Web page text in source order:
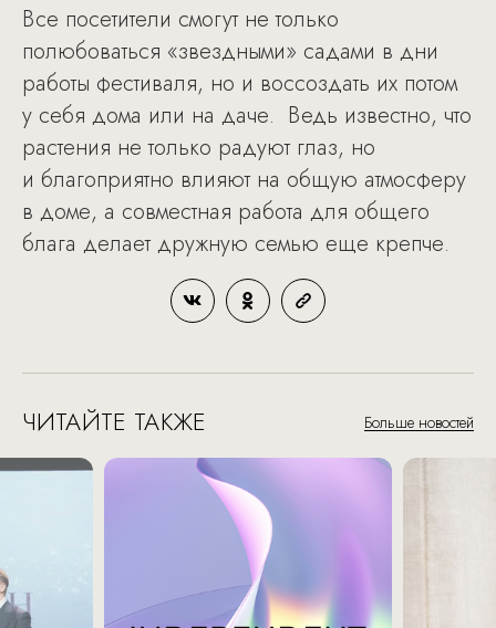
Все посетители смогут не только
полюбоваться «звездными» садами в дни
работы фестиваля, но и воссоздать их потом
у себя дома или на даче. Ведь известно, что
растения не только радуют глаз, но
и благоприятно влияют на общую атмосферу
в доме, а совместная работа для общего
блага делает дружную семью еще крепче.
ЧИТАЙТЕ ТАКЖЕ Больше новостей